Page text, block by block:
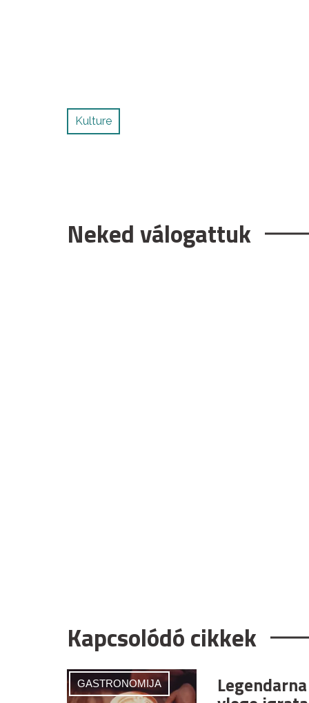
Kulture
Neked válogattuk
Kapcsolódó cikkek
GASTRONOMIJA